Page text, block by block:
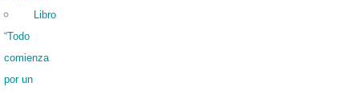
Libro
“Todo
comienza
por un